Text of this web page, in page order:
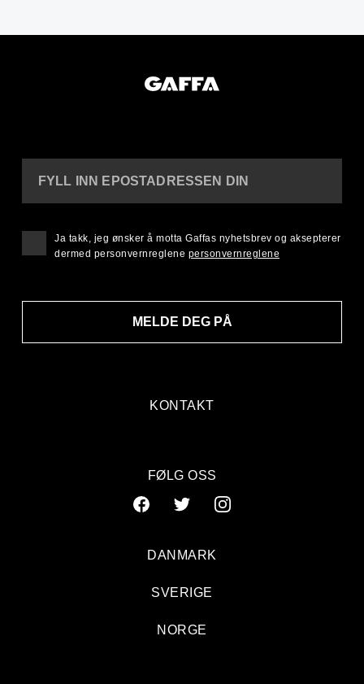
KONTAKT
FYLL INN EPOSTADRESSEN DIN
MELDE DEG PÅ
Ja takk, jeg ønsker å motta Gaffas nyhetsbrev og aksepterer
dermed personvernreglene personvernreglene
FØLG OSS
DANMARK
SVERIGE
NORGE